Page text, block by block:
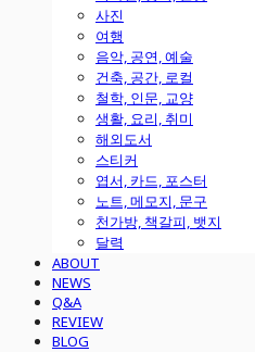
사진
여행
음악, 공연, 예술
건축, 공간, 로컬
철학, 인문, 교양
생활, 요리, 취미
해외도서
스티커
엽서, 카드, 포스터
노트, 메모지, 문구
천가방, 책갈피, 뱃지
달력
ABOUT
NEWS
Q&A
REVIEW
BLOG